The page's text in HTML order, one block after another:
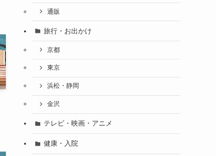
通販
旅行・お出かけ
京都
東京
浜松・静岡
金沢
テレビ・映画・アニメ
健康・入院